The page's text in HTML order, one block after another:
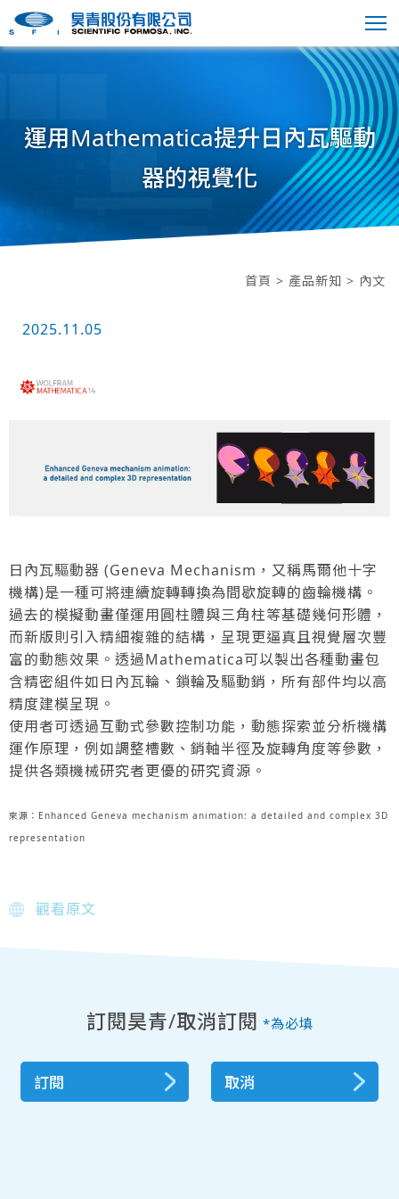
運用Mathematica提升日內瓦驅動
器的視覺化
首頁 > 產品新知 > 內文
2025.11.05
日內瓦驅動器 (Geneva Mechanism，又稱馬爾他十字
機構)是一種可將連續旋轉轉換為間歇旋轉的齒輪機構。
過去的模擬動畫僅運用圓柱體與三角柱等基礎幾何形體，
而新版則引入精細複雜的結構，呈現更逼真且視覺層次豐
富的動態效果。透過Mathematica可以製出各種動畫包
含精密組件如日內瓦輪、鎖輪及驅動銷，所有部件均以高
精度建模呈現。
使用者可透過互動式參數控制功能，動態探索並分析機構
運作原理，例如調整槽數、銷軸半徑及旋轉角度等參數，
提供各類機械研究者更優的研究資源。
來源：Enhanced Geneva mechanism animation: a detailed and complex 3D
representation
觀看原文
訂閱昊青/取消訂閱 *為必填
訂閱 取消